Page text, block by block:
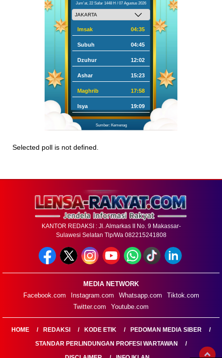
Jum'at, 22 Safar 1448 H / 07 Agustus 2026
Imsak 04:35
Subuh 04:45
Dzuhur 12:02
Ashar 15:23
Maghrib 17:58
Isya 19:09
Sumber: Kemenag
Selected poll is not defined.
KANTOR REDAKSI : Jl. Almarkas II No. 9 Makassar-
Sulawesi Selatan Tlp/Wa 082215241808
MEDIA NETWORK
Facebook.com
Instagram.com Whatsapp.com
Tiktok.com
Twitter.com
Youtube.com
HOME REDAKSI KODE ETIK
PEDOMAN MEDIA SIBER
STANDAR PERLINDUNGAN PROFESI WARTAWAN